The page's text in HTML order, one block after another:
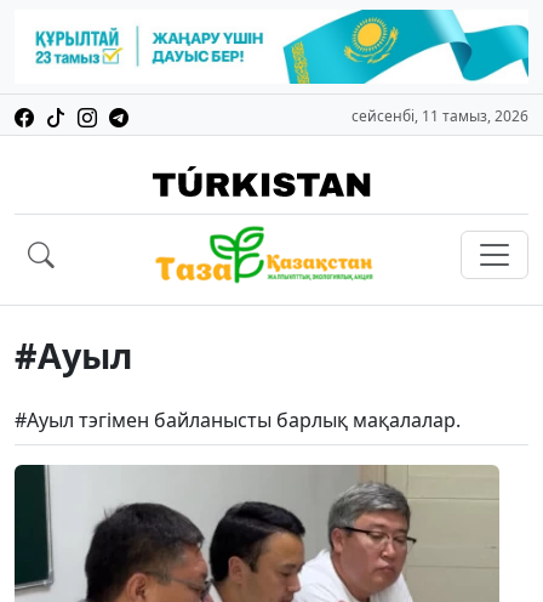
сейсенбі, 11 тамыз, 2026
#Ауыл
#Ауыл тэгімен байланысты барлық мақалалар.